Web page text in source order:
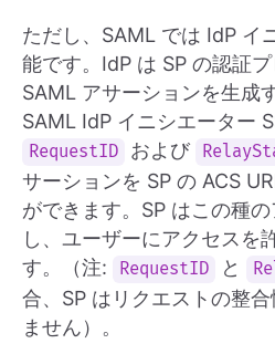
ただし、SAML では IdP イ
能です。IdP は SP の認証
SAML アサーションを生成
SAML IdP イニシエーター
RequestID および
サーションを SP の ACS
ができます。SP はこの種
し、ユーザーにアクセスを
す。（注:
RequestID と
合、SP はリクエストの整
ません）。